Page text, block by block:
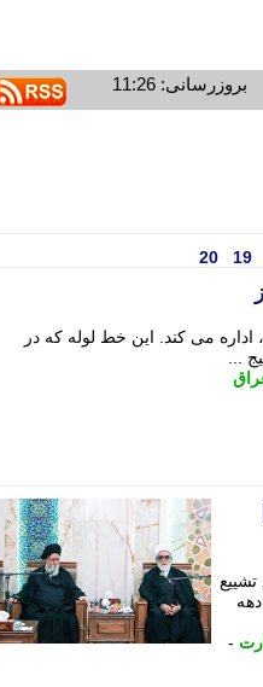
بروزرسانی: 11:26
19
20
می کند. این خط لوله که در
-